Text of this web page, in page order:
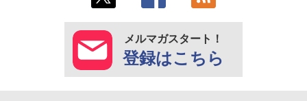
メルマガスタート！
登録はこちら